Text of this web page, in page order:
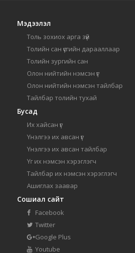
Мэдээлэл
Толь зохиох арга зүй
Толийн сан үсгийн дарааллаар
Толийн зургийн сан
Олон нийтийн нэмсэн үг
Олон нийтийн нэмсэн тайлбар
Тайлбар толийн тухай
Бусад
Их хайсан үг
Үнэлгээ их авсан үг
Үнэлгээ их авсан тайлбар
Үг их нэмсэн хэрэглэгч
Тайлбар их нэмсэн хэрэглэгч
Ашиглах заавар
Сошиал сайт
Facebook
Twitter
Google Plus
Youtube